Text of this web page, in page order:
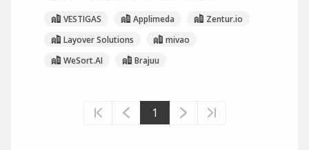
VESTIGAS Applimeda
Zentur.io
Layover Solutions
mivao
WeSort.AI
Brajuu
1